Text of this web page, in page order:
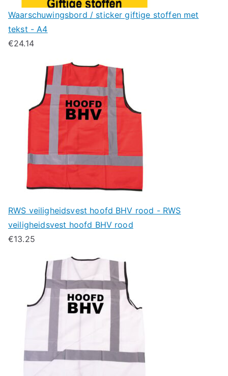
Waarschuwingsbord / sticker giftige stoffen met
tekst - A4
€24.14
RWS veiligheidsvest hoofd BHV rood - RWS
veiligheidsvest hoofd BHV rood
€13.25